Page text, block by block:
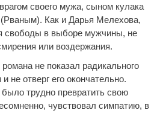
своего мужа, сыном кулака
Как и Дарья Мелехова,
свободы в выборе мужчины, не
или воздержания.
не показал радикального
не отверг его окончательно.
трудно превратить свою
чувствовал симпатию, в